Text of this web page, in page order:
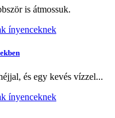
is átmossuk.
és egy kevés vízzel...